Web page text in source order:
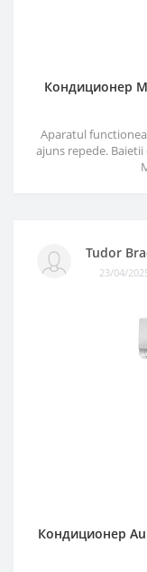
Кондиционер
Aparatul
ajuns repede.
Tudor
23/04/
Кондиционер